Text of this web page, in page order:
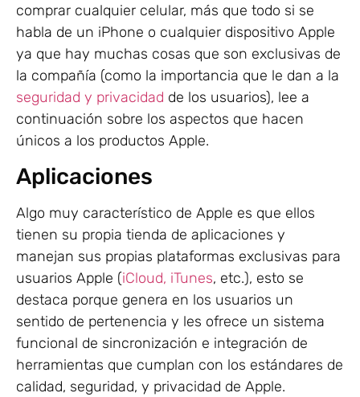
comprar cualquier celular, más que todo si se
habla de un iPhone o cualquier dispositivo Apple
ya que hay muchas cosas que son exclusivas de
la compañía (como la importancia que le dan a la
seguridad y privacidad de los usuarios), lee a
continuación sobre los aspectos que hacen
únicos a los productos Apple.
Aplicaciones
Algo muy característico de Apple es que ellos
tienen su propia tienda de aplicaciones y
manejan sus propias plataformas exclusivas para
usuarios Apple (iCloud, iTunes, etc.), esto se
destaca porque genera en los usuarios un
sentido de pertenencia y les ofrece un sistema
funcional de sincronización e integración de
herramientas que cumplan con los estándares de
calidad, seguridad, y privacidad de Apple.